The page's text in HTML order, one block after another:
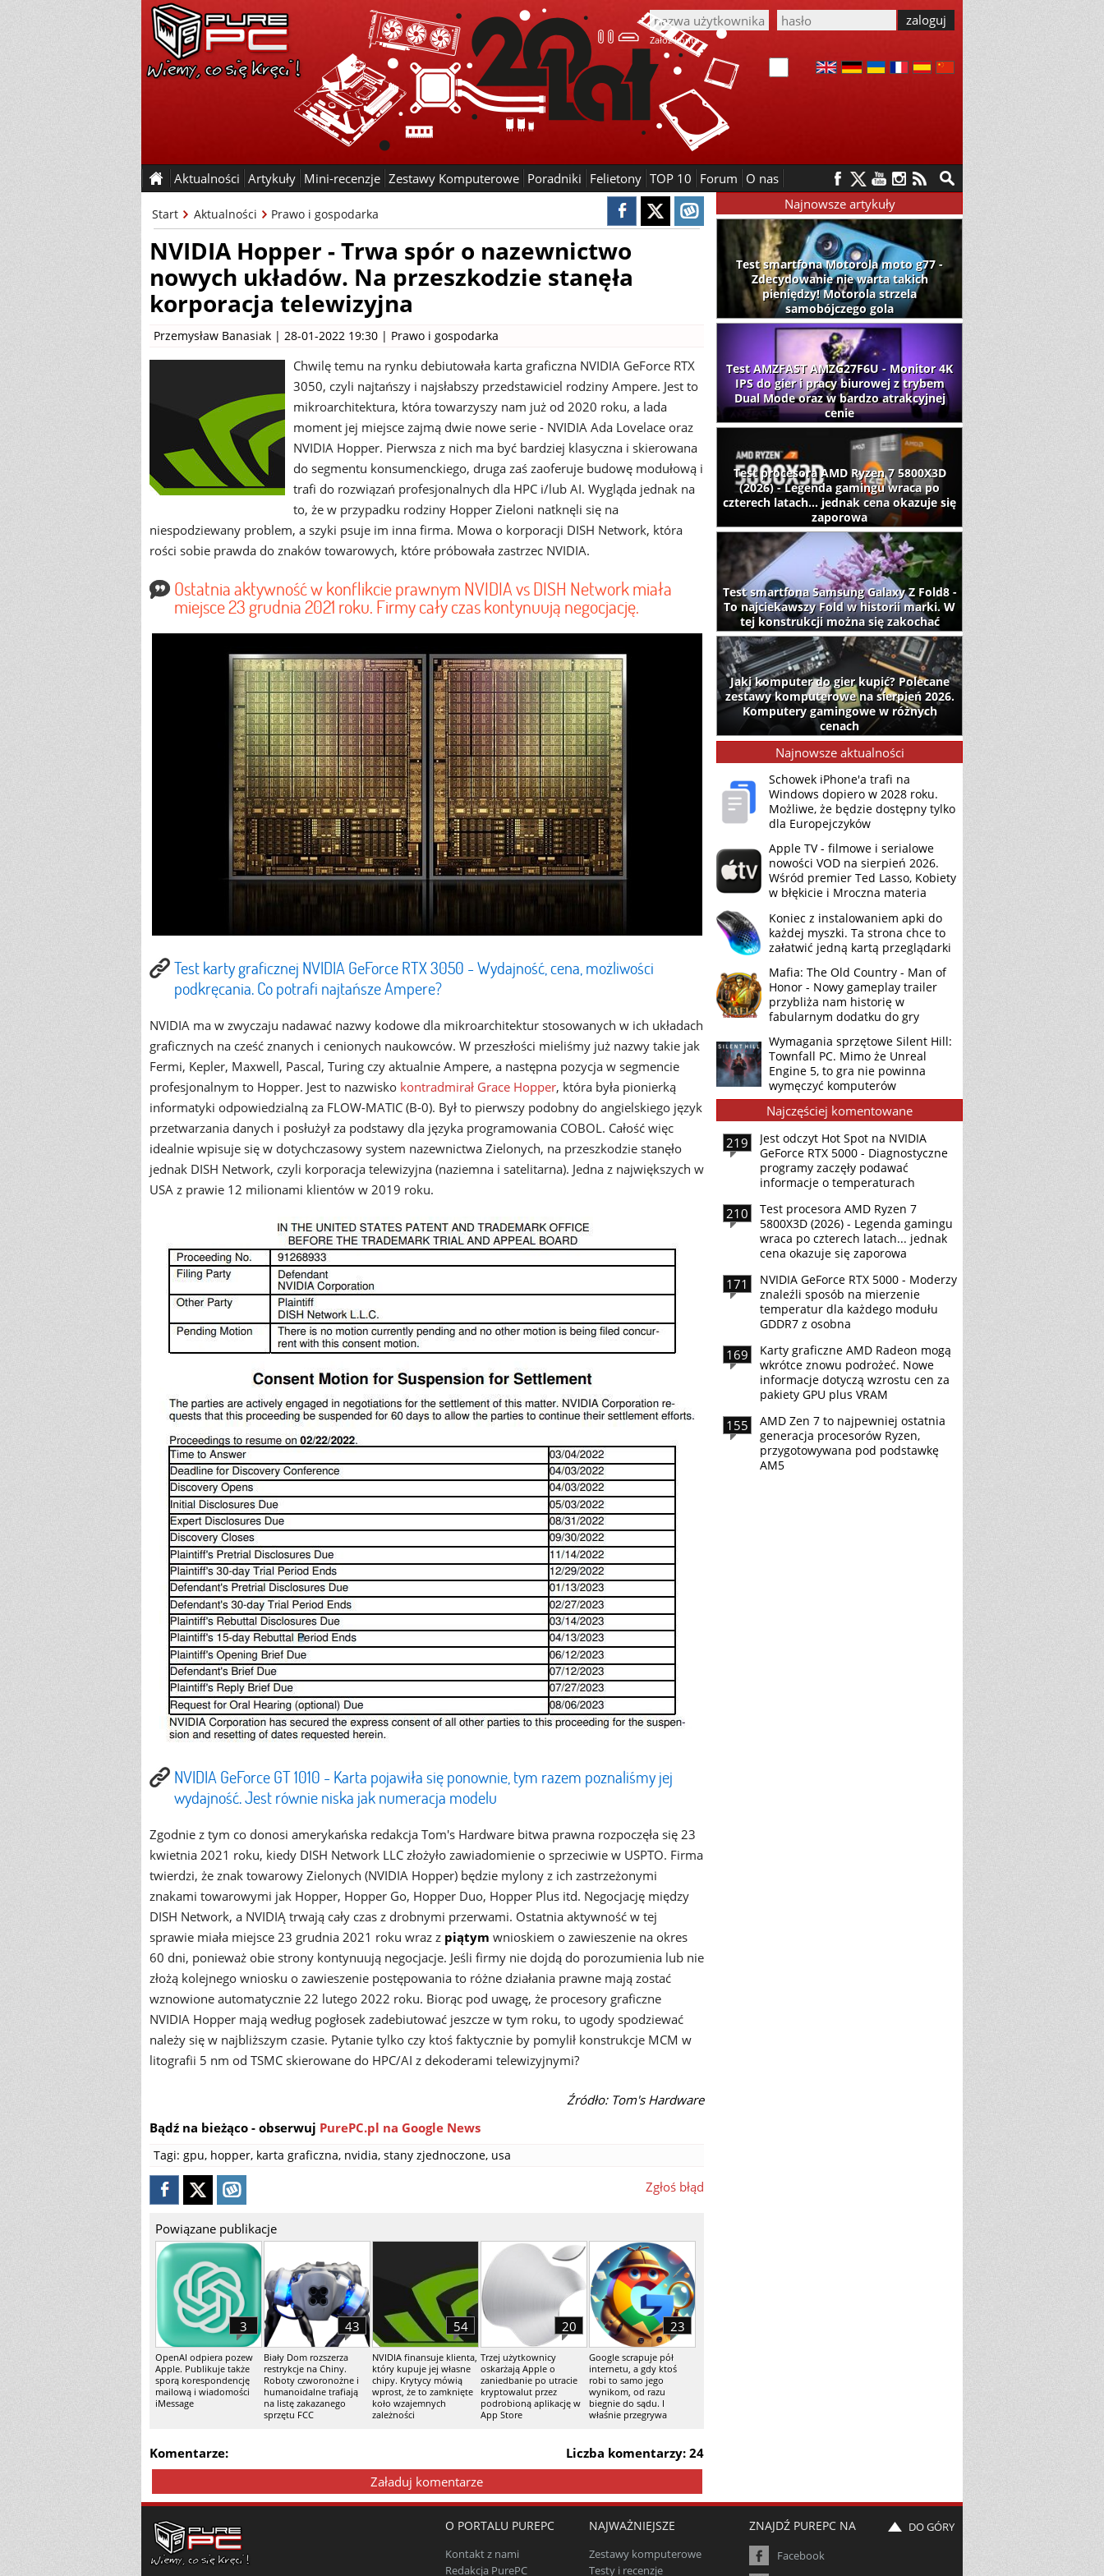
Załóż konto
Aktualności Artykuły Mini-recenzje Zestawy Komputerowe Poradniki Felietony TOP 10 Forum O nas
Start Aktualności Prawo i gospodarka
NVIDIA Hopper - Trwa spór o nazewnictwo
nowych układów. Na przeszkodzie stanęła
korporacja telewizyjna
Przemysław Banasiak | 28-01-2022 19:30 | Prawo i gospodarka
Chwilę temu na rynku debiutowała karta graficzna NVIDIA GeForce RTX
3050, czyli najtańszy i najsłabszy przedstawiciel rodziny Ampere. Jest to
mikroarchitektura, która towarzyszy nam już od 2020 roku, a lada
moment jej miejsce zajmą dwie nowe serie - NVIDIA Ada Lovelace oraz
NVIDIA Hopper. Pierwsza z nich ma być bardziej klasyczna i skierowana
do segmentu konsumenckiego, druga zaś zaoferuje budowę modułową i
trafi do rozwiązań profesjonalnych dla HPC i/lub AI. Wygląda jednak na
to, że w przypadku rodziny Hopper Zieloni natknęli się na
niespodziewany problem, a szyki psuje im inna firma. Mowa o korporacji DISH Network, która
rości sobie prawda do znaków towarowych, które próbowała zastrzec NVIDIA.
Ostatnia aktywność w konflikcie prawnym NVIDIA vs DISH Network miała
miejsce 23 grudnia 2021 roku. Firmy cały czas kontynuują negocjację.
Test karty graficznej NVIDIA GeForce RTX 3050 - Wydajność, cena, możliwości
podkręcania. Co potrafi najtańsze Ampere?
NVIDIA ma w zwyczaju nadawać nazwy kodowe dla mikroarchitektur stosowanych w ich układach
graficznych na cześć znanych i cenionych naukowców. W przeszłości mieliśmy już nazwy takie jak
Fermi, Kepler, Maxwell, Pascal, Turing czy aktualnie Ampere, a następna pozycja w segmencie
profesjonalnym to Hopper. Jest to nazwisko kontradmirał Grace Hopper, która była pionierką
informatyki odpowiedzialną za FLOW-MATIC (B-0). Był to pierwszy podobny do angielskiego język
przetwarzania danych i posłużył za podstawy dla języka programowania COBOL. Całość więc
idealnie wpisuje się w dotychczasowy system nazewnictwa Zielonych, na przeszkodzie stanęło
jednak DISH Network, czyli korporacja telewizyjna (naziemna i satelitarna). Jedna z największych w
USA z prawie 12 milionami klientów w 2019 roku.
NVIDIA GeForce GT 1010 - Karta pojawiła się ponownie, tym razem poznaliśmy jej
wydajność. Jest równie niska jak numeracja modelu
Zgodnie z tym co donosi amerykańska redakcja Tom's Hardware bitwa prawna rozpoczęła się 23
kwietnia 2021 roku, kiedy DISH Network LLC złożyło zawiadomienie o sprzeciwie w USPTO. Firma
twierdzi, że znak towarowy Zielonych (NVIDIA Hopper) będzie mylony z ich zastrzeżonymi
znakami towarowymi jak Hopper, Hopper Go, Hopper Duo, Hopper Plus itd. Negocjację między
DISH Network, a NVIDIĄ trwają cały czas z drobnymi przerwami. Ostatnia aktywność w tej
sprawie miała miejsce 23 grudnia 2021 roku wraz z piątym wnioskiem o zawieszenie na okres
60 dni, ponieważ obie strony kontynuują negocjacje. Jeśli firmy nie dojdą do porozumienia lub nie
złożą kolejnego wniosku o zawieszenie postępowania to różne działania prawne mają zostać
wznowione automatycznie 22 lutego 2022 roku. Biorąc pod uwagę, że procesory graficzne
NVIDIA Hopper mają według pogłosek zadebiutować jeszcze w tym roku, to ugody spodziewać
należy się w najbliższym czasie. Pytanie tylko czy ktoś faktycznie by pomylił konstrukcje MCM w
litografii 5 nm od TSMC skierowane do HPC/AI z dekoderami telewizyjnymi?
Źródło: Tom's Hardware
Bądź na bieżąco - obserwuj PurePC.pl na Google News
Tagi: gpu, hopper, karta graficzna, nvidia, stany zjednoczone, usa
Zgłoś błąd
Powiązane publikacje
OpenAI odpiera pozew
Apple. Publikuje także
sporą korespondencję
mailową i wiadomości
iMessage
3
Biały Dom rozszerza
restrykcje na Chiny.
Roboty czworonożne i
humanoidalne trafiają
na listę zakazanego
sprzętu FCC
43
NVIDIA finansuje klienta,
który kupuje jej własne
chipy. Krytycy mówią
wprost, że to zamknięte
koło wzajemnych
zależności
54
Trzej użytkownicy
oskarżają Apple o
zaniedbanie po utracie
kryptowalut przez
podrobioną aplikację w
App Store
20
Google scrapuje pół
internetu, a gdy ktoś
robi to samo jego
wynikom, od razu
biegnie do sądu. I
właśnie przegrywa
23
Liczba komentarzy: 24
Komentarze:
Załaduj komentarze
Najnowsze artykuły
Test smartfona Motorola moto g77 -
Zdecydowanie nie warta takich
pieniędzy! Motorola strzela
samobójczego gola
Test AMZFAST AMZG27F6U - Monitor 4K
IPS do gier i pracy biurowej z trybem
Dual Mode oraz w bardzo atrakcyjnej
cenie
Test procesora AMD Ryzen 7 5800X3D
(2026) - Legenda gamingu wraca po
czterech latach... jednak cena okazuje się
zaporowa
Test smartfona Samsung Galaxy Z Fold8 -
To najciekawszy Fold w historii marki. W
tej konstrukcji można się zakochać
Jaki komputer do gier kupić? Polecane
zestawy komputerowe na sierpień 2026.
Komputery gamingowe w różnych
cenach
Najnowsze aktualności
Schowek iPhone'a trafi na
Windows dopiero w 2028 roku.
Możliwe, że będzie dostępny tylko
dla Europejczyków
Apple TV - filmowe i serialowe
nowości VOD na sierpień 2026.
Wśród premier Ted Lasso, Kobiety
w błękicie i Mroczna materia
Koniec z instalowaniem apki do
każdej myszki. Ta strona chce to
załatwić jedną kartą przeglądarki
Mafia: The Old Country - Man of
Honor - Nowy gameplay trailer
przybliża nam historię w
fabularnym dodatku do gry
Wymagania sprzętowe Silent Hill:
Townfall PC. Mimo że Unreal
Engine 5, to gra nie powinna
wymęczyć komputerów
Najczęściej komentowane
219
Jest odczyt Hot Spot na NVIDIA
GeForce RTX 5000 - Diagnostyczne
programy zaczęły podawać
informacje o temperaturach
210
Test procesora AMD Ryzen 7
5800X3D (2026) - Legenda gamingu
wraca po czterech latach... jednak
cena okazuje się zaporowa
171
NVIDIA GeForce RTX 5000 - Moderzy
znaleźli sposób na mierzenie
temperatur dla każdego modułu
GDDR7 z osobna
169
Karty graficzne AMD Radeon mogą
wkrótce znowu podrożeć. Nowe
informacje dotyczą wzrostu cen za
pakiety GPU plus VRAM
155
AMD Zen 7 to najpewniej ostatnia
generacja procesorów Ryzen,
przygotowywana pod podstawkę
AM5
O PORTALU PUREPC
Kontakt z nami
Redakcja PurePC
NAJWAŻNIEJSZE
Zestawy komputerowe
Testy i recenzje
ZNAJDŹ PUREPC NA
Facebook
DO GÓRY